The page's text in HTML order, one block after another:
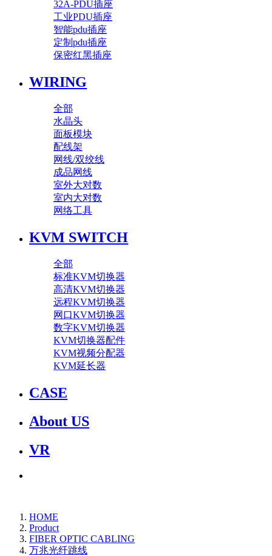
32A-PDU插座
工业PDU插座
智能pdu插座
定制pdu插座
保密红黑插座
WIRING
全部
水晶头
面板模块
配线架
网线/双绞线
成品网线
室外大对数
室内大对数
网络工具
KVM SWITCH
全部
标准KVM切换器
高清KVM切换器
远程KVM切换器
网口KVM切换器
数字KVM切换器
KVM切换器配件
KVM视频分配器
KVM延长器
CASE
About US
VR
HOME
Product
FIBER OPTIC CABLING
万兆光纤跳线